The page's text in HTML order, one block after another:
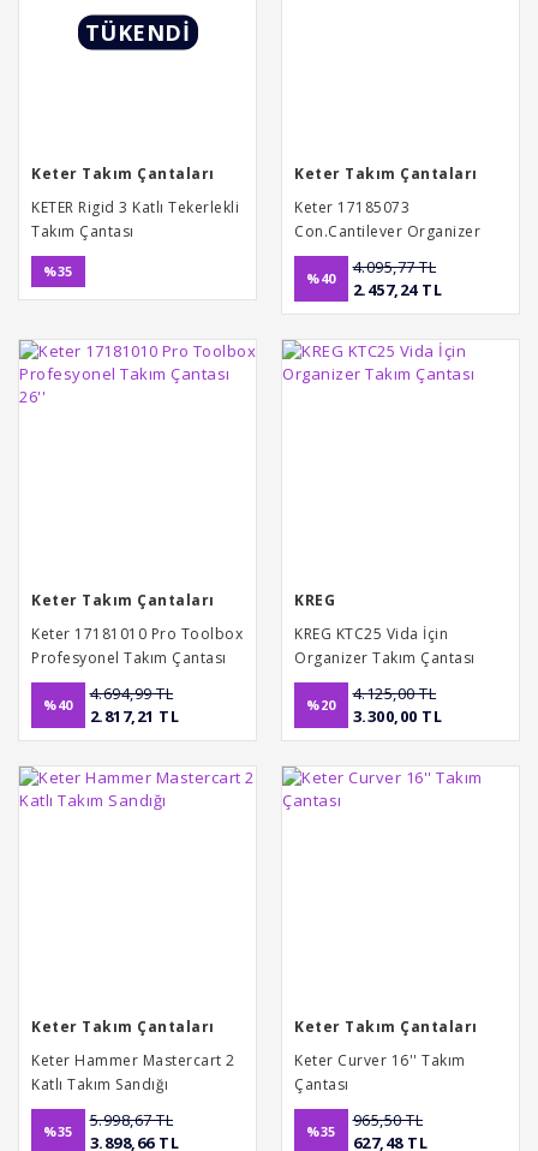
TÜKENDİ
Keter Takım Çantaları
KETER Rigid 3 Katlı Tekerlekli
Takım Çantası
%35
Keter Takım Çantaları
Keter 17185073
Con.Cantilever Organizer
%40
4.095,77 TL
2.457,24 TL
Keter Takım Çantaları
Keter 17181010 Pro Toolbox
Profesyonel Takım Çantası
26''
%40
4.694,99 TL
2.817,21 TL
KREG
KREG KTC25 Vida İçin
Organizer Takım Çantası
%20
4.125,00 TL
3.300,00 TL
Keter Takım Çantaları
Keter Hammer Mastercart 2
Katlı Takım Sandığı
%35
5.998,67 TL
3.898,66 TL
Keter Takım Çantaları
Keter Curver 16'' Takım
Çantası
%35
965,50 TL
627,48 TL